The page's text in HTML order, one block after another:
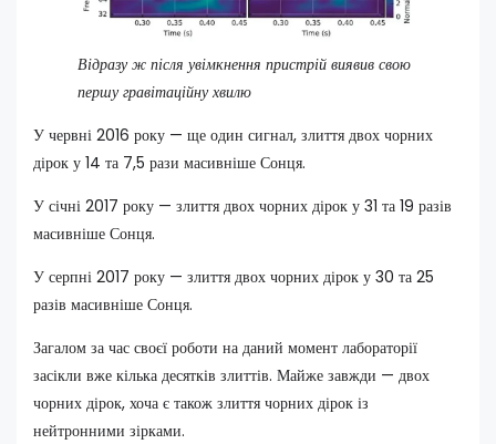
Відразу ж після увімкнення пристрій виявив свою
першу гравітаційну хвилю
У червні 2016 року — ще один сигнал, злиття двох чорних
дірок у 14 та 7,5 рази масивніше Сонця.
У січні 2017 року — злиття двох чорних дірок у 31 та 19 разів
масивніше Сонця.
У серпні 2017 року — злиття двох чорних дірок у 30 та 25
разів масивніше Сонця.
Загалом за час своєї роботи на даний момент лабораторії
засікли вже кілька десятків злиттів. Майже завжди — двох
чорних дірок, хоча є також злиття чорних дірок із
нейтронними зірками.